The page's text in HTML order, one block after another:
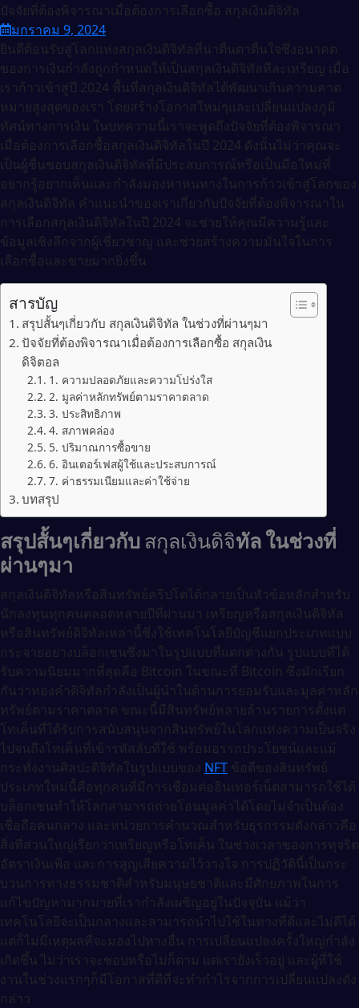
ปัจจัยที่ต้องพิจารณาเมื่อต้องการเลือกซื้อ สกุลเงินดิจิทัล
มกราคม 9, 2024
ยินดีต้อนรับสู่โลกแห่งสกุลเงินดิจิทัลที่น่าตื่นตาตื่นใจซึ่งอนาคต
ของการเงินกำลังถูกกำหนดให้เป็นสกุลเงินดิจิทัลทีละเหรียญ เมื่อ
เราก้าวเข้าสู่ปี 2024 พื้นที่สกุลเงินดิจิทัลได้พัฒนาเกินความคาด
หมายสูงสุดของเรา โดยสร้างโอกาสใหม่ๆและเปลี่ยนแปลงภูมิ
ทัศน์ทางการเงิน ในบทความนี้เราจะพูดถึงปัจจัยที่ต้องพิจารณา
เมื่อต้องการเลือกซื้อสกุลเงินดิจิทัลในปี 2024 ดังนั้นไม่ว่าคุณจะ
เป็นผู้ชื่นชอบสกุลเงินดิจิทัลที่มีประสบการณ์หรือเป็นมือใหม่ที่
อยากรู้อยากเห็นและกำลังมองหาหนทางในการก้าวเข้าสู่โลกของ
สกุลเงินดิจิทัล คำแนะนำของเราเกี่ยวกับปัจจัยที่ต้องพิจารณาใน
การเลือกสกุลเงินดิจิทัลในปี 2024 จะช่วยให้คุณมีความรู้และ
ข้อมูลเชิงลึกจากผู้เชี่ยวชาญ และช่วยสร้างความมั่นใจในการ
เลือกซื้อและขายมากยิ่งขึ้น
สารบัญ
สรุปสั้นๆเกี่ยวกับ สกุลเงินดิจิทัล ในช่วงที่ผ่านๆมา
ปัจจัยที่ต้องพิจารณาเมื่อต้องการเลือกซื้อ สกุลเงิน
ดิจิตอล
1. ความปลอดภัยและความโปร่งใส
2. มูลค่าหลักทรัพย์ตามราคาตลาด
3. ประสิทธิภาพ
4. สภาพคล่อง
5. ปริมาณการซื้อขาย
6. อินเตอร์เฟสผู้ใช้และประสบการณ์
7. ค่าธรรมเนียมและค่าใช้จ่าย
บทสรุป
สรุปสั้นๆเกี่ยวกับ สกุลเงินดิจิทัล ในช่วงที่
ผ่านๆมา
สกุลเงินดิจิทัลหรือสินทรัพย์คริปโตได้กลายเป็นหัวข้อหลักสำหรับ
นักลงทุนทุกคนตลอดหลายปีที่ผ่านมา เหรียญหรือสกุลเงินดิจิทัล
หรือสินทรัพย์ดิจิทัลเหล่านี้ซึ่งใช้เทคโนโลยีบัญชีแยกประเภทแบบ
กระจายอย่างบล็อกเชนซึ่งมาในรูปแบบที่แตกต่างกัน รูปแบบที่ได้
รับความนิยมมากที่สุดคือ Bitcoin ในขณะที่ Bitcoin ซึ่งมักเรียก
กันว่าทองคำดิจิทัลกำลังเป็นผู้นำในด้านการยอมรับและมูลค่าหลัก
ทรัพย์ตามราคาตลาด ขณะนี้มีสินทรัพย์หลายล้านรายการตั้งแต่
โทเค็นที่ได้รับการสนับสนุนจากสินทรัพย์ในโลกแห่งความเป็นจริง
ไปจนถึงโทเค็นที่เข้ารหัสลับที่ใช้ พร้อมอรรถประโยชน์และแม้
กระทั่งงานศิลปะดิจิทัลในรูปแบบของ NFT ข้อดีของสินทรัพย์
ประเภทใหม่นี้คือทุกคนที่มีการเชื่อมต่ออินเทอร์เน็ตสามารถใช้ได้
บล็อกเชนทำให้โลกสามารถถ่ายโอนมูลค่าได้โดยไม่จำเป็นต้อง
เชื่อถือคนกลาง และหน่วยการคำนวณสำหรับธุรกรรมดังกล่าวคือ
สิ่งที่ส่วนใหญ่เรียกว่าเหรียญหรือโทเค็น ในช่วงเวลาของการทุจริต
อัตราเงินเฟ้อ และการสูญเสียความไว้วางใจ การปฏิวัตินี้เป็นกระ
บวนการทางธรรมชาติสำหรับมนุษยชาติและมีศักยภาพในการ
แก้ไขปัญหามากมายที่เรากำลังเผชิญอยู่ในปัจจุบัน แม้ว่า
เทคโนโลยีจะเป็นกลางและสามารถนำไปใช้ในทางที่ดีและไม่ดีได้
แต่ก็ไม่มีเหตุผลที่จะมองไปทางอื่น การเปลี่ยนแปลงครั้งใหญ่กำลัง
เกิดขึ้น ไม่ว่าเราจะชอบหรือไม่ก็ตาม แต่เรายังเร็วอยู่ และผู้ที่ใช้
งานในช่วงแรกๆก็มีโอกาสที่ดีที่จะทำกำไรจากการเปลี่ยนแปลงดัง
กล่าว